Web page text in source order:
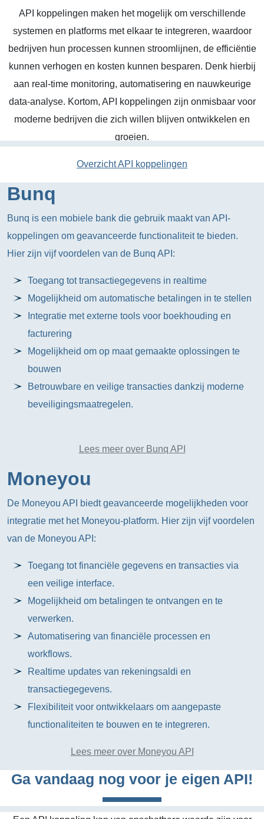
API koppelingen maken het mogelijk om verschillende
systemen en platforms met elkaar te integreren, waardoor
bedrijven hun processen kunnen stroomlijnen, de efficiëntie
kunnen verhogen en kosten kunnen besparen. Denk hierbij
aan real-time monitoring, automatisering en nauwkeurige
data-analyse. Kortom, API koppelingen zijn onmisbaar voor
moderne bedrijven die zich willen blijven ontwikkelen en
groeien.
Overzicht API koppelingen
Bunq
Bunq is een mobiele bank die gebruik maakt van API-
koppelingen om geavanceerde functionaliteit te bieden.
Hier zijn vijf voordelen van de Bunq API:
Toegang tot transactiegegevens in realtime
Mogelijkheid om automatische betalingen in te stellen
Integratie met externe tools voor boekhouding en
facturering
Mogelijkheid om op maat gemaakte oplossingen te
bouwen
Betrouwbare en veilige transacties dankzij moderne
beveiligingsmaatregelen.
Lees meer over Bunq API
Moneyou
De Moneyou API biedt geavanceerde mogelijkheden voor
integratie met het Moneyou-platform. Hier zijn vijf voordelen
van de Moneyou API:
Toegang tot financiële gegevens en transacties via
een veilige interface.
Mogelijkheid om betalingen te ontvangen en te
verwerken.
Automatisering van financiële processen en
workflows.
Realtime updates van rekeningsaldi en
transactiegegevens.
Flexibiliteit voor ontwikkelaars om aangepaste
functionaliteiten te bouwen en te integreren.
Lees meer over Moneyou API
Ga vandaag nog voor je eigen API!